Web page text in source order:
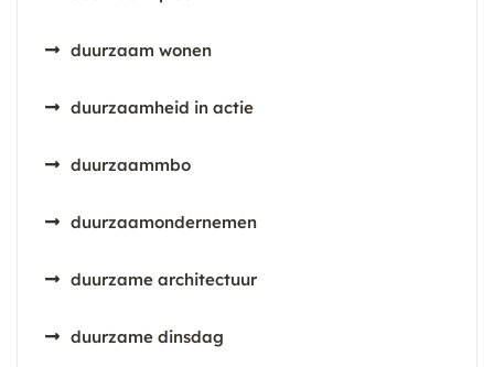
duurzaam wonen
duurzaamheid in actie
duurzaammbo
duurzaamondernemen
duurzame architectuur
duurzame dinsdag